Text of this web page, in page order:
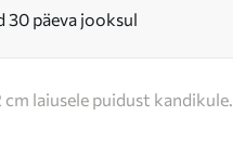
30 päeva jooksul
laiusele puidust kandikule.